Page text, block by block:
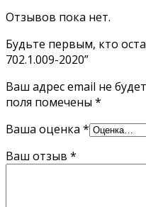
Отзывов пока нет.
Будьте первым, кто
702.1.009-2020”
Ваш адрес email не
поля помечены *
Ваша оценка *
Ваш отзыв *